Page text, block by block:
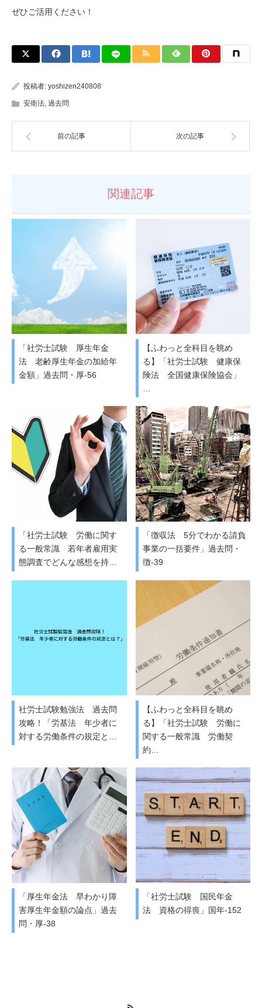
ぜひご活用ください！
投稿者: yoshizen240808
安衛法, 過去問
前の記事 次の記事
関連記事
「社労士試験 厚生年金
法 老齢厚生年金の加給年
金額」過去問・厚-56
【ふわっと全科目を眺め
る】「社労士試験 健康保
険法 全国健康保険協会」
「社労士試験 労働に関す
る一般常識 若年者雇用実
態調査でどんな感想を持…
「徴収法 5分でわかる請負
事業の一括要件」過去問・
徴-39
社労士試験勉強法 過去問
攻略！「労基法 年少者に
対する労働条件の規定と…
【ふわっと全科目を眺め
る】「社労士試験 労働に
関する一般常識 労働契
約…
「厚生年金法 早わかり障
害厚生年金額の論点」過去
問・厚-38
「社労士試験 国民年金
法 資格の得喪」国年-152